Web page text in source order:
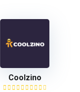
Coolzino